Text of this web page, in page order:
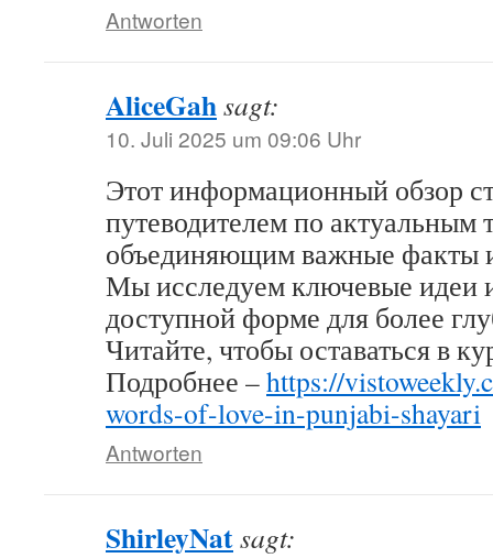
Antworten
AliceGahsagt:
10. Juli 2025 um 09:06 Uhr
Этот информационный обзор
путеводителем по актуальным
объединяющим важные факты
Мы исследуем ключевые идеи
доступной форме для более
Читайте, чтобы оставаться в
Подробнее –https://
words-of-love-in-punjabi-shayari
Antworten
ShirleyNatsagt: